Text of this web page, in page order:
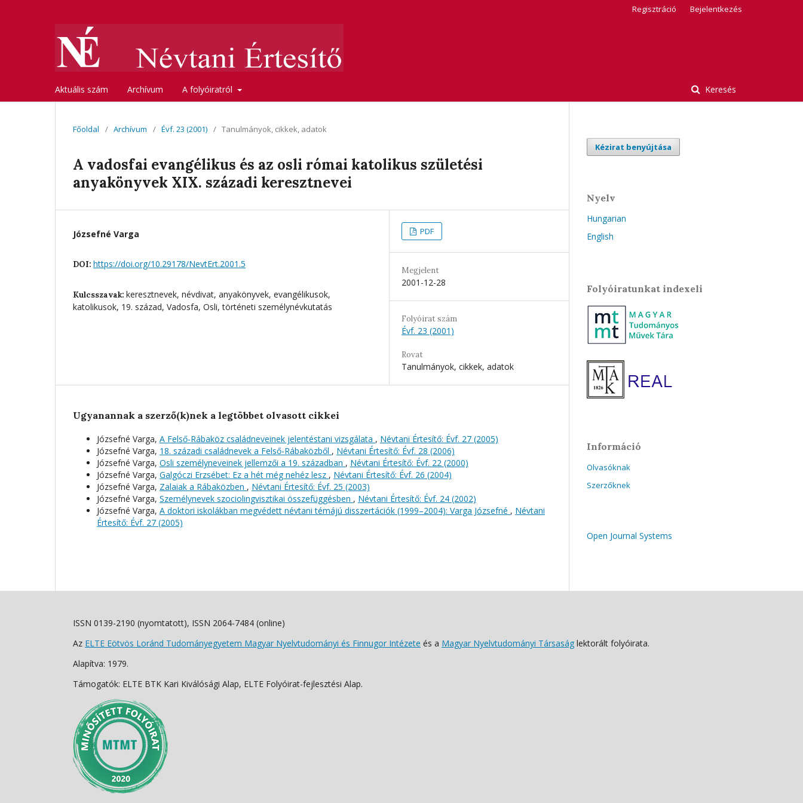
Aktuális szám Archívum A folyóiratról Keresés
Regisztráció Bejelentkezés
Főoldal / Archívum / Évf. 23 (2001) / Tanulmányok, cikkek, adatok
A vadosfai evangélikus és az osli római katolikus születési
anyakönyvek XIX. századi keresztnevei
Józsefné Varga
DOI: https://doi.org/10.29178/NevtErt.2001.5
Kulcsszavak: keresztnevek, névdivat, anyakönyvek, evangélikusok,
katolikusok, 19. század, Vadosfa, Osli, történeti személynévkutatás
PDF
Megjelent
2001-12-28
Folyóirat szám
Évf. 23 (2001)
Rovat
Tanulmányok, cikkek, adatok
Ugyanannak a szerző(k)nek a legtöbbet olvasott cikkei
Józsefné Varga, A Felső-Rábaköz családneveinek jelentéstani vizsgálata , Névtani Értesítő: Évf. 27 (2005)
Józsefné Varga, 18. századi családnevek a Felső-Rábaközből , Névtani Értesítő: Évf. 28 (2006)
Józsefné Varga, Osli személyneveinek jellemzői a 19. században , Névtani Értesítő: Évf. 22 (2000)
Józsefné Varga, Galgóczi Erzsébet: Ez a hét még nehéz lesz , Névtani Értesítő: Évf. 26 (2004)
Józsefné Varga, Zalaiak a Rábaközben , Névtani Értesítő: Évf. 25 (2003)
Józsefné Varga, Személynevek szociolingvisztikai összefüggésben , Névtani Értesítő: Évf. 24 (2002)
Józsefné Varga, A doktori iskolákban megvédett névtani témájú disszertációk (1999–2004): Varga Józsefné , Névtani
Értesítő: Évf. 27 (2005)
Kézirat benyújtása
Nyelv
Hungarian
English
Folyóiratunkat indexeli
Információ
Olvasóknak
Szerzőknek
Open Journal Systems
ISSN 0139-2190 (nyomtatott), ISSN 2064-7484 (online)
Az ELTE Eötvös Loránd Tudományegyetem Magyar Nyelvtudományi és Finnugor Intézete és a Magyar Nyelvtudományi Társaság lektorált folyóirata.
Alapítva: 1979.
Támogatók: ELTE BTK Kari Kiválósági Alap, ELTE Folyóirat-fejlesztési Alap.